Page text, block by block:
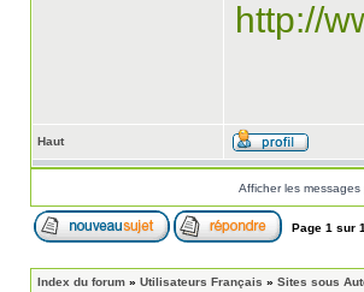
http://
Haut
Afficher les
Page 1 sur 1
Index du forum » Utilisateurs Français » Sites sous